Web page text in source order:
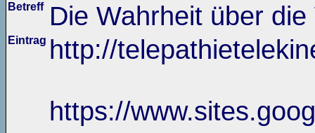
Betreff Die Wahrheit über
Eintrag http://
https://